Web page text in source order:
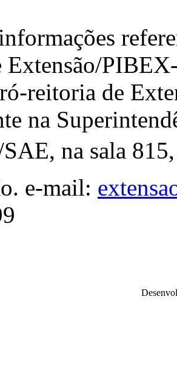
Extensão/
reitoria de
na
na sala
e-mail: